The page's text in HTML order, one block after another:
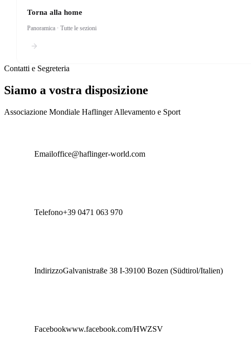
Torna alla home
Panoramica · Tutte le sezioni
Contatti e Segreteria
Siamo a vostra disposizione
Associazione Mondiale Haflinger Allevamento e Sport
Emailoffice@haflinger-world.com
Telefono+39 0471 063 970
IndirizzoGalvanistraße 38 I-39100 Bozen (Südtirol/Italien)
Facebookwww.facebook.com/HWZSV